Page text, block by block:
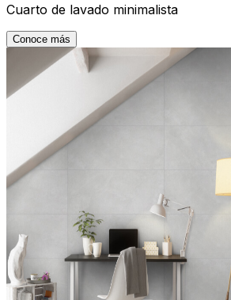
Cuarto de lavado minimalista
Conoce más